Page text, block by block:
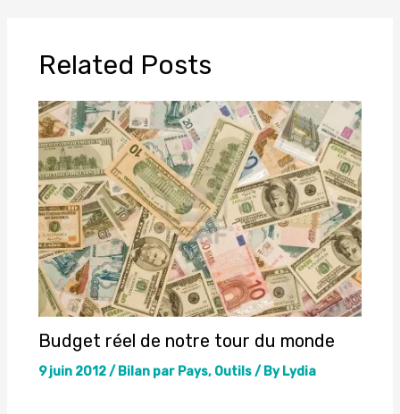
Related Posts
Budget réel de notre tour du monde
9 juin 2012/ Bilan par Pays, Outils/ ByLydia